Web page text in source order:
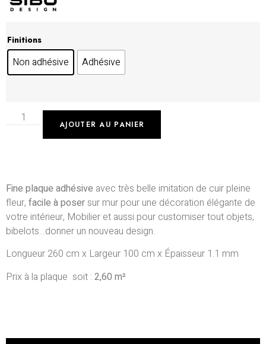
Finitions
Non adhésive Adhésive
AJOUTER AU PANIER
Fine plaque adhésive avec très belle imitation de cuir pleine
fleur, facile à posersur mur pour une décoration élégante de
votre intérieur, Mobilier et aussi pour customiser tout objets,
bibelots…donner un nouveau design.
Longueur 260 cm x Largeur 100 cm x Épaisseur 1.1 mm
Prix à la plaque soit : 2,60 m²